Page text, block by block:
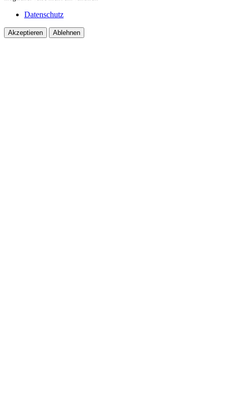
Datenschutz
Akzeptieren Ablehnen